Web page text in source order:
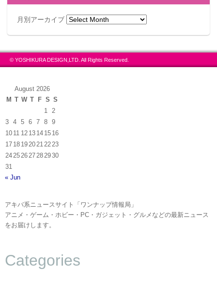
月別アーカイブ
© YOSHIKURA DESIGN,LTD. All Rights Reserved.
August 2026
M T W T F S S
1
2
3
4 5 6 7 8
9
10 11 12 13 14 15 16
17 18 19 20 21 22 23
24 25 26 27 28 2930
31
« Jun
アキバ系ニュースサイト「ワンナップ情報局」
アニメ・ゲーム・ホビー・PC・ガジェット・グルメなどの最新ニュース
をお届けします。
Categories